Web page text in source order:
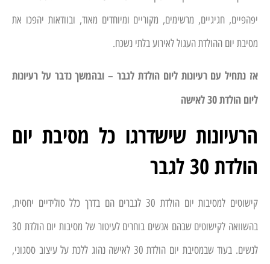
יפהפיים, חגיגיים, מרשימים, מקוריים ומיוחדים מאוד, ובוודאות יהפכו את
מסיבת יום ההולדת העגול לאירוע בלתי נשכח.
אז נתחיל עם רעיונות ליום הולדת לגבר – ובהמשך נדבר על רעיונות
ליום הולדת 30 לאישה
הרעיונות שישדרגו כל מסיבת יום
הולדת 30 לגבר
קישוטים למסיבות יום הולדת 30 לגברים הם בדרך כלל סולידיים יחסית,
בהשוואה לקישוטים שבהם אנשים בוחרים לעיטור של מסיבות יום הולדת 30
לנשים. בעוד שבמסיבת יום הולדת 30 לאישה נהוג ללכת על עיצוב ססגוני,